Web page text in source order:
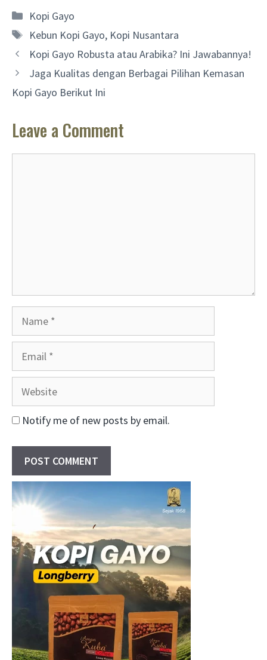
Categories
Kopi Gayo
Tags
Kebun Kopi Gayo, Kopi Nusantara
Kopi Gayo Robusta atau Arabika? Ini Jawabannya!
Jaga Kualitas dengan Berbagai Pilihan Kemasan
Kopi Gayo Berikut Ini
Leave a Comment
Website
Notify me of new posts by email.